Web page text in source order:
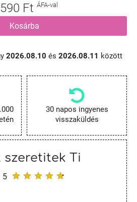
Ft ÁFA-val
Kosárba
2026.08.10 és 2026.08.11 között
30 napos ingyenes
visszaküldés
szeretitek Ti
5